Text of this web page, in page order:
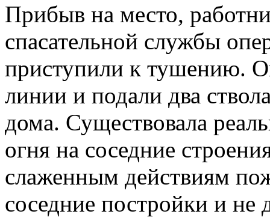
Прибыв на место,
спасательной службы
приступили к тушению.
линии и подали два
дома. Существовала
огня на соседние
слаженным действиям
соседние постройки и не